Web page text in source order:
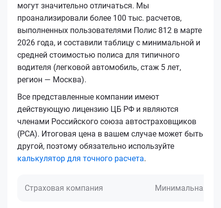
могут значительно отличаться. Мы
проанализировали более 100 тыс. расчетов,
выполненных пользователями Полис 812 в марте
2026 года, и составили таблицу с минимальной и
средней стоимостью полиса для типичного
водителя (легковой автомобиль, стаж 5 лет,
регион — Москва).
Все представленные компании имеют
действующую лицензию ЦБ РФ и являются
членами Российского союза автостраховщиков
(РСА). Итоговая цена в вашем случае может быть
другой, поэтому обязательно используйте
калькулятор для точного расчета.
Страховая компания Минимальная